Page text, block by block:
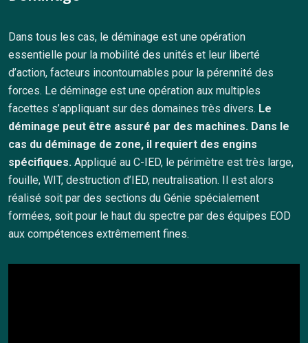
Dans tous les cas, le déminage est une opération
essentielle pour la mobilité des unités et leur liberté
d’action, facteurs incontournables pour la pérennité des
forces. Le déminage est une opération aux multiples
facettes s’appliquant sur des domaines très divers. Le
déminage peut être assuré par des machines. Dans le
cas du déminage de zone, il requiert des engins
spécifiques. Appliqué au C-IED, le périmètre est très large,
fouille, WIT, destruction d’IED, neutralisation. Il est alors
réalisé soit par des sections du Génie spécialement
formées, soit pour le haut du spectre par des équipes EOD
aux compétences extrêmement fines.